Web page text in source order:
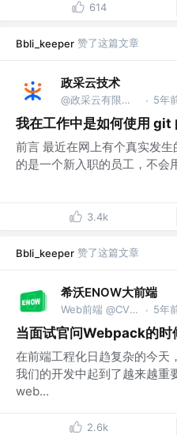
614
Bbli_keeper 赞了这篇文章
政采云技术
@政采云有限公司@政采云技术 · 5年
我在工作中是如何使用 git
前言 最近在网上有个真实发
的是一个新入职的员工，不会
3.4k
Bbli_keeper 赞了这篇文章
希沃ENOW大前端
Web前端 @CVTE_希沃 · 5年
当面试官问Webpack的时
在前端工程化日趋复杂的今天
我们的开发中起到了越来越重
web...
2.6k